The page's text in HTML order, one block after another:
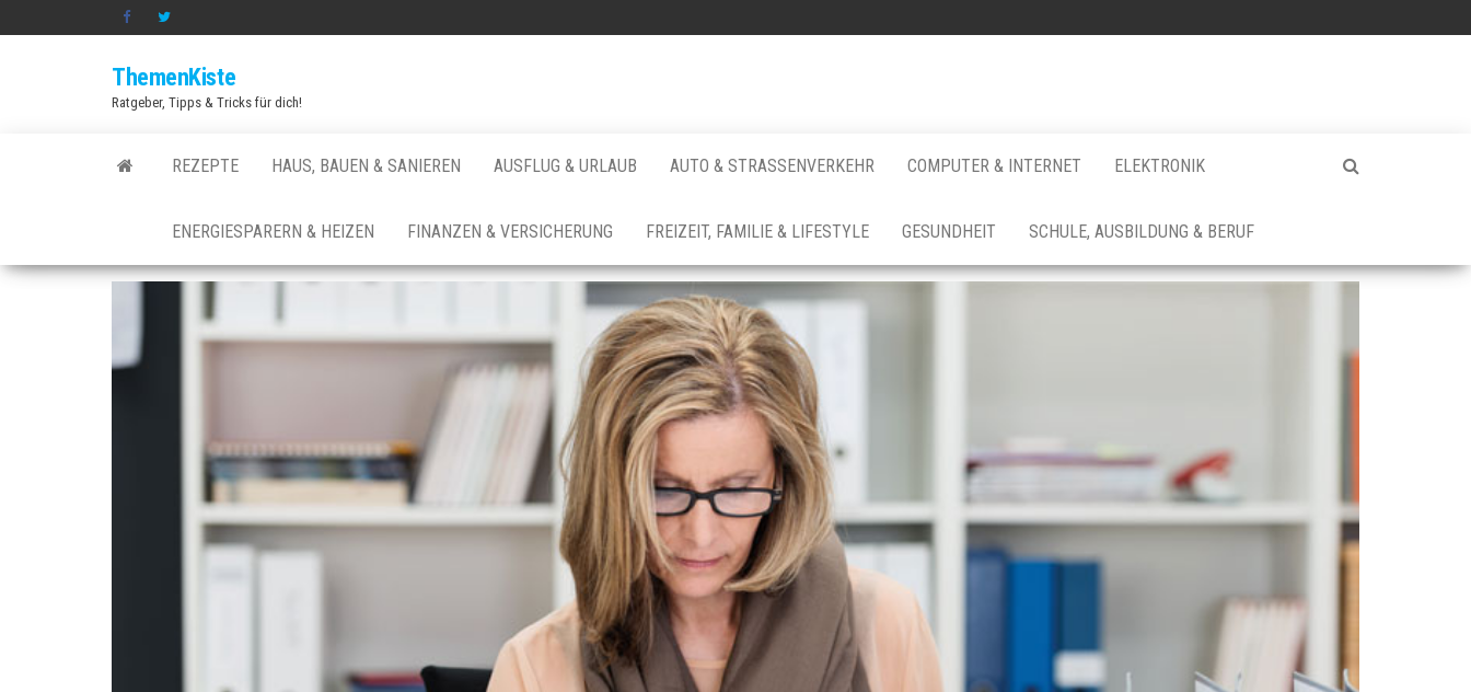
ThemenKiste
Ratgeber, Tipps & Tricks für dich!
REZEPTE HAUS, BAUEN & SANIEREN AUSFLUG & URLAUB AUTO & STRASSENVERKEHR COMPUTER & INTERNET ELEKTRONIK
ENERGIESPARERN & HEIZEN FINANZEN & VERSICHERUNG FREIZEIT, FAMILIE & LIFESTYLE GESUNDHEIT SCHULE, AUSBILDUNG & BERUF